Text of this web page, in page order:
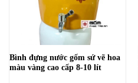
Bình đựng nước gốm sứ vẽ hoa
màu vàng cao cấp 8-10 lít